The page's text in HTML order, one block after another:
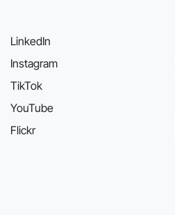
LinkedIn
Instagram
TikTok
YouTube
Flickr